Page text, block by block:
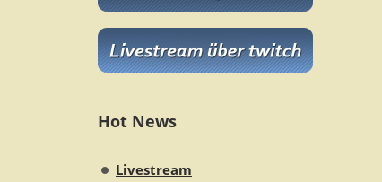
Hot News
Livestream